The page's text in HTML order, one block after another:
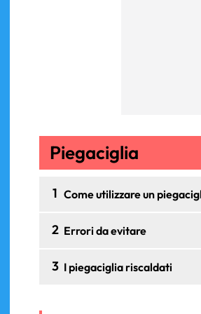
Piegaciglia
1 Come utilizzare un
2 Errori da evitare
3 I piegaciglia riscaldati